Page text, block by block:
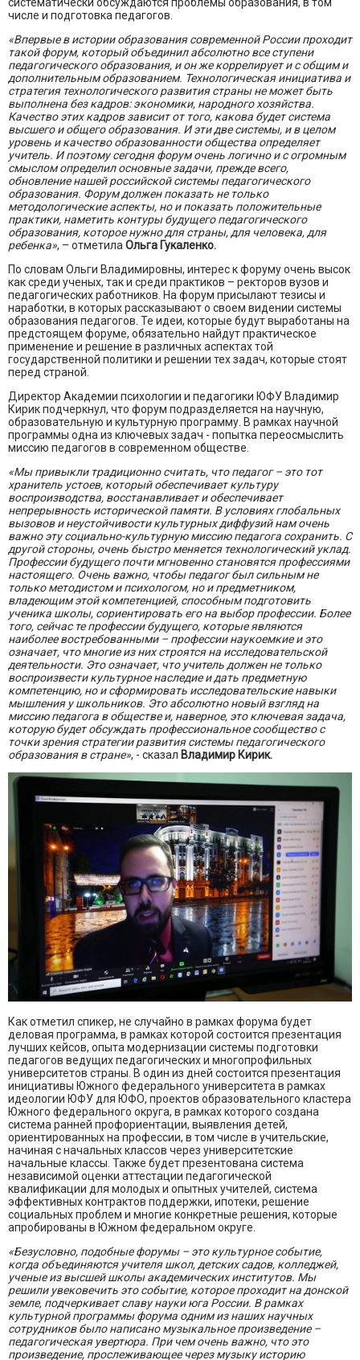
числе и подготовка педагогов.
«Впервые в истории образования современной России проходит
такой форум, который объединил абсолютно все ступени
педагогического образования, и он же коррелирует и с общим и
дополнительным образованием. Технологическая инициатива и
стратегия технологического развития страны не может быть
выполнена без кадров: экономики, народного хозяйства.
Качество этих кадров зависит от того, какова будет система
высшего и общего образования. И эти две системы, и в целом
уровень и качество образованности общества определяет
учитель. И поэтому сегодня форум очень логично и с огромным
смыслом определил основные задачи, прежде всего,
обновление нашей российской системы педагогического
образования. Форум должен показать не только
методологические аспекты, но и показать положительные
практики, наметить контуры будущего педагогического
образования, которое нужно для страны, для человека, для
ребенка», – отметила Ольга Гукаленко.
По словам Ольги Владимировны, интерес к форуму очень высок
как среди ученых, так и среди практиков – ректоров вузов и
педагогических работников. На форум присылают тезисы и
наработки, в которых рассказывают о своем видении системы
образования педагогов. Те идеи, которые будут выработаны на
предстоящем форуме, обязательно найдут практическое
применение и решение в различных аспектах той
государственной политики и решении тех задач, которые стоят
перед страной.
Директор Академии психологии и педагогики ЮФУ Владимир
Кирик подчеркнул, что форум подразделяется на научную,
образовательную и культурную программу. В рамках научной
программы одна из ключевых задач - попытка переосмыслить
миссию педагогов в современном обществе.
«Мы привыкли традиционно считать, что педагог – это тот
хранитель устоев, который обеспечивает культуру
воспроизводства, восстанавливает и обеспечивает
непрерывность исторической памяти. В условиях глобальных
вызовов и неустойчивости культурных диффузий нам очень
важно эту социально-культурную миссию педагога сохранить. С
другой стороны, очень быстро меняется технологический уклад.
Профессии будущего почти мгновенно становятся профессиями
настоящего. Очень важно, чтобы педагог был сильным не
только методистом и психологом, но и предметником,
владеющим этой компетенцией, способным подготовить
ученика школы, сориентировать его на выбор профессии. Более
того, сейчас те профессии будущего, которые являются
наиболее востребованными – профессии наукоемкие и это
означает, что многие из них строятся на исследовательской
деятельности. Это означает, что учитель должен не только
воспроизвести культурное наследие и дать предметную
компетенцию, но и сформировать исследовательские навыки
мышления у школьников. Это абсолютно новый взгляд на
миссию педагога в обществе и, наверное, это ключевая задача,
которую будет обсуждать профессиональное сообщество с
точки зрения стратегии развития системы педагогического
образования в стране», - сказал Владимир Кирик.
Как отметил спикер, не случайно в рамках форума будет
деловая программа, в рамках которой состоится презентация
лучших кейсов, опыта модернизации системы подготовки
педагогов ведущих педагогических и многопрофильных
университетов страны. В один из дней состоится презентация
инициативы Южного федерального университета в рамках
идеологии ЮФУ для ЮФО, проектов образовательного кластера
Южного федерального округа, в рамках которого создана
система ранней профориентации, выявления детей,
ориентированных на профессии, в том числе в учительские,
начиная с начальных классов через университетские
начальные классы. Также будет презентована система
независимой оценки аттестации педагогической
квалификации для молодых и опытных учителей, система
эффективных контрактов поддержки, ипотеки, решение
социальных проблем и многие конкретные решения, которые
апробированы в Южном федеральном округе.
«Безусловно, подобные форумы – это культурное событие,
когда объединяются учителя школ, детских садов, колледжей,
ученые из высшей школы академических институтов. Мы
решили увековечить это событие, которое проходит на донской
земле, подчеркивает славу науки юга России. В рамках
культурной программы форума одним из наших научных
сотрудников было написано музыкальное произведение –
педагогическая увертюра. При чем очень важно, что это
произведение, прослеживающее через музыку историю